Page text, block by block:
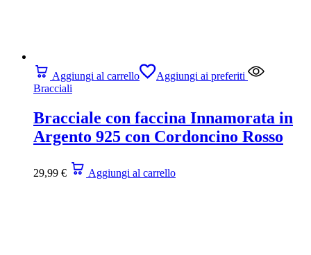
Aggiungi al carrello
Aggiungi ai preferiti
Bracciali
Bracciale con faccina Innamorata in
Argento 925 con Cordoncino Rosso
29,99 € Aggiungi al carrello